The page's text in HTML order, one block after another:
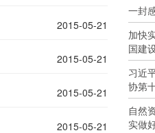
2015-05-21
2015-05-21
2015-05-21
2015-05-21
一封
加快
国建
习近
协第
自然
实做